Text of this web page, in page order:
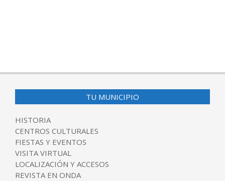
TU MUNICIPIO
HISTORIA
CENTROS CULTURALES
FIESTAS Y EVENTOS
VISITA VIRTUAL
LOCALIZACIÓN Y ACCESOS
REVISTA EN ONDA